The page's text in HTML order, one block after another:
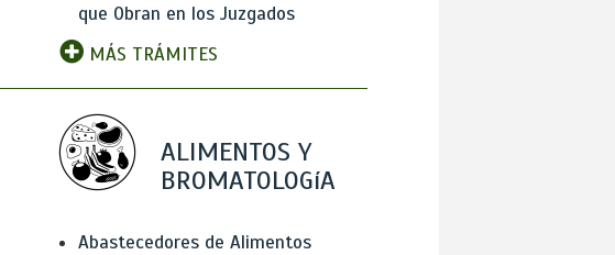
que Obran en los Juzgados
MÁS TRÁMITES
ALIMENTOS Y
BROMATOLOGíA
Abastecedores de Alimentos